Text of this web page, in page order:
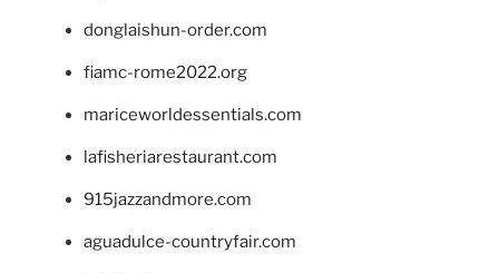
donglaishun-order.com
fiamc-rome2022.org
mariceworldessentials.com
lafisheriarestaurant.com
915jazzandmore.com
aguadulce-countryfair.com